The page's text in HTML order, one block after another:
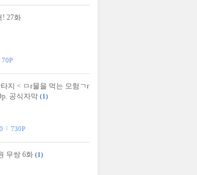
! 27화
70P
지 < ㅁr물을 먹는 모험ㄱr
공식자막 (1)
730P
무쌍 6화 (1)